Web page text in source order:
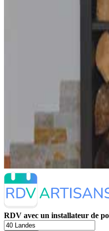
RDV avec un installateur de